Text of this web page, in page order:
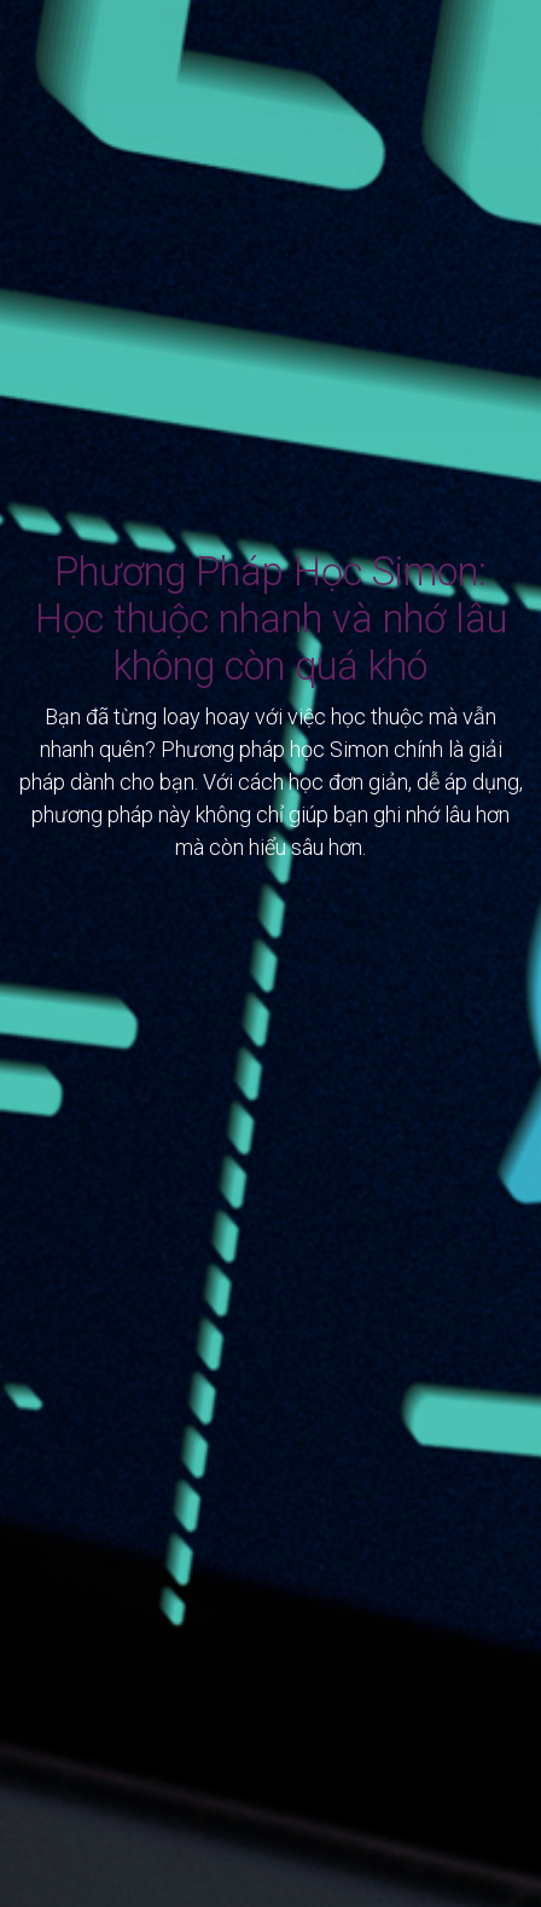
Phương Pháp Học Simon:
Học thuộc nhanh và nhớ lâu
không còn quá khó
Bạn đã từng loay hoay với việc học thuộc mà vẫn
nhanh quên? Phương pháp học Simon chính là giải
pháp dành cho bạn. Với cách học đơn giản, dễ áp dụng,
phương pháp này không chỉ giúp bạn ghi nhớ lâu hơn
mà còn hiểu sâu hơn.